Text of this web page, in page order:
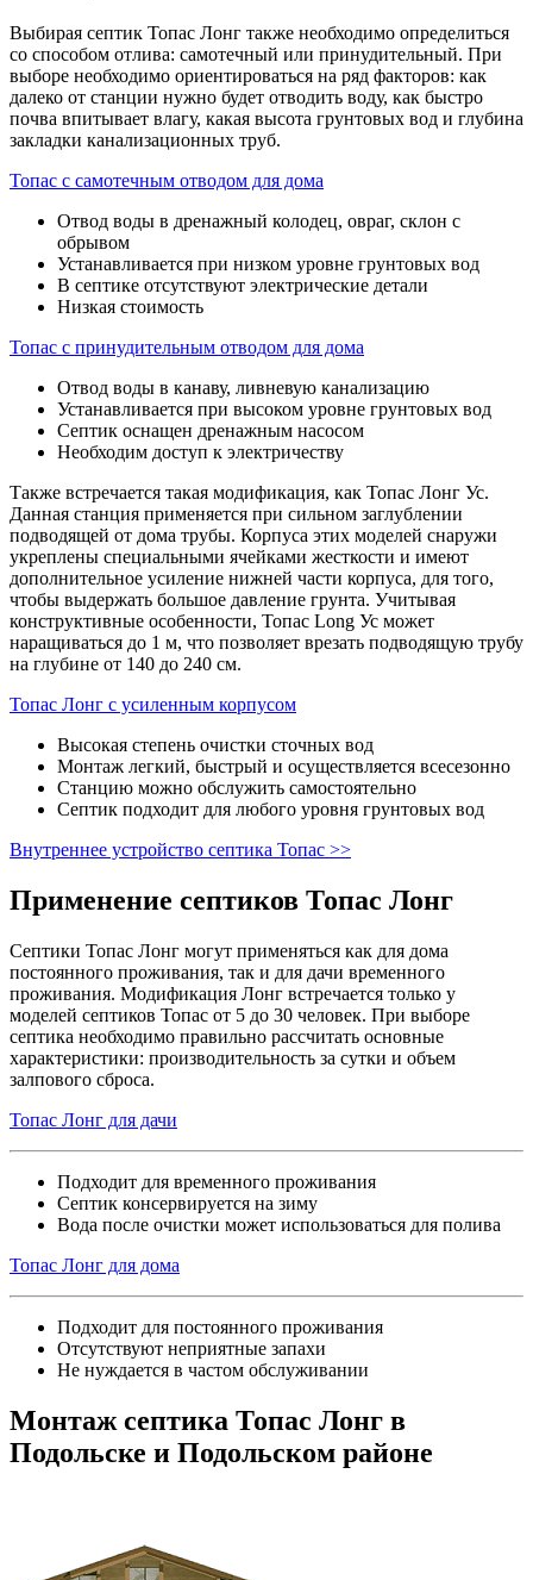
Выбирая септик Топас Лонг также необходимо определиться
со способом отлива: самотечный или принудительный. При
выборе необходимо ориентироваться на ряд факторов: как
далеко от станции нужно будет отводить воду, как быстро
почва впитывает влагу, какая высота грунтовых вод и глубина
закладки канализационных труб.
Топас с самотечным отводом для дома
Отвод воды в дренажный колодец, овраг, склон с
обрывом
Устанавливается при низком уровне грунтовых вод
В септике отсутствуют электрические детали
Низкая стоимость
Топас с принудительным отводом для дома
Отвод воды в канаву, ливневую канализацию
Устанавливается при высоком уровне грунтовых вод
Септик оснащен дренажным насосом
Необходим доступ к электричеству
Также встречается такая модификация, как Топас Лонг Ус.
Данная станция применяется при сильном заглублении
подводящей от дома трубы. Корпуса этих моделей снаружи
укреплены специальными ячейками жесткости и имеют
дополнительное усиление нижней части корпуса, для того,
чтобы выдержать большое давление грунта. Учитывая
конструктивные особенности, Топас Long Ус может
наращиваться до 1 м, что позволяет врезать подводящую трубу
на глубине от 140 до 240 см.
Топас Лонг с усиленным корпусом
Высокая степень очистки сточных вод
Монтаж легкий, быстрый и осуществляется всесезонно
Станцию можно обслужить самостоятельно
Септик подходит для любого уровня грунтовых вод
Внутреннее устройство септика Топас >>
Применение септиков Топас Лонг
Септики Топас Лонг могут применяться как для дома
постоянного проживания, так и для дачи временного
проживания. Модификация Лонг встречается только у
моделей септиков Топас от 5 до 30 человек. При выборе
септика необходимо правильно рассчитать основные
характеристики: производительность за сутки и объем
залпового сброса.
Топас Лонг для дачи
Подходит для временного проживания
Септик консервируется на зиму
Вода после очистки может использоваться для полива
Топас Лонг для дома
Подходит для постоянного проживания
Отсутствуют неприятные запахи
Не нуждается в частом обслуживании
Монтаж септика Топас Лонг в
Подольске и Подольском районе